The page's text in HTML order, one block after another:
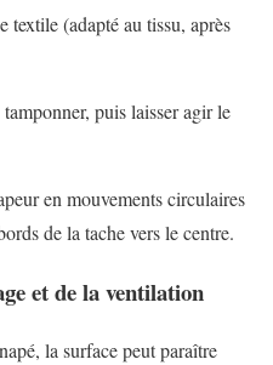
(adapté au tissu, après
puis laisser agir le
en mouvements circulaires
de la tache vers le centre.
et de la ventilation
la surface peut paraître